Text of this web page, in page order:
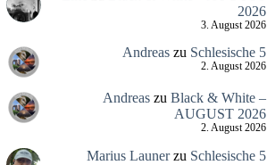
2026
3. August 2026
Andreaszu Schlesische 5
2. August 2026
Andreaszu Black & White –
AUGUST 2026
2. August 2026
Marius Launerzu Schlesische 5